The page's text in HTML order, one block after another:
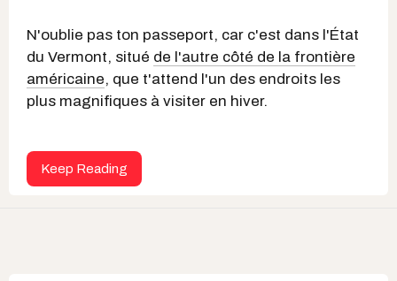
N'oublie pas ton passeport, car c'est dans l'État
du Vermont, situé de l'autre côté de la frontière
américaine, que t'attend l'un des endroits les
plus magnifiques à visiter en hiver.
Keep Reading